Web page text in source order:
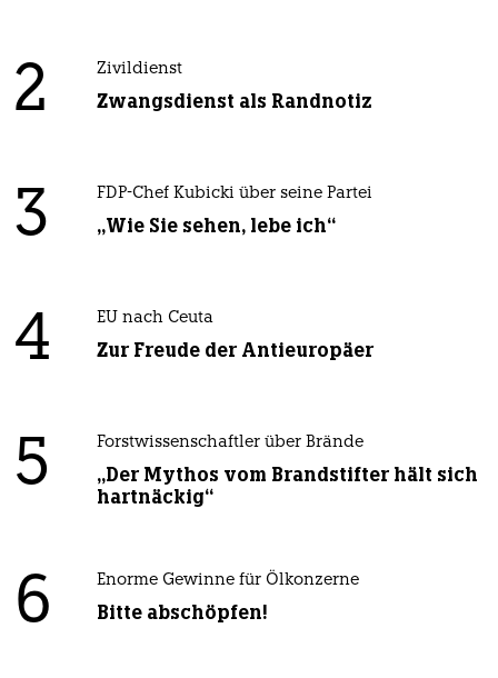
2 Zivildienst
Zwangsdienst als Randnotiz
3 FDP-Chef Kubicki über seine Partei
„Wie Sie sehen, lebe ich“
4 EU nach Ceuta
Zur Freude der Antieuropäer
5 Forstwissenschaftler über Brände
„Der Mythos vom Brandstifter hält sich
hartnäckig“
6 Enorme Gewinne für Ölkonzerne
Bitte abschöpfen!